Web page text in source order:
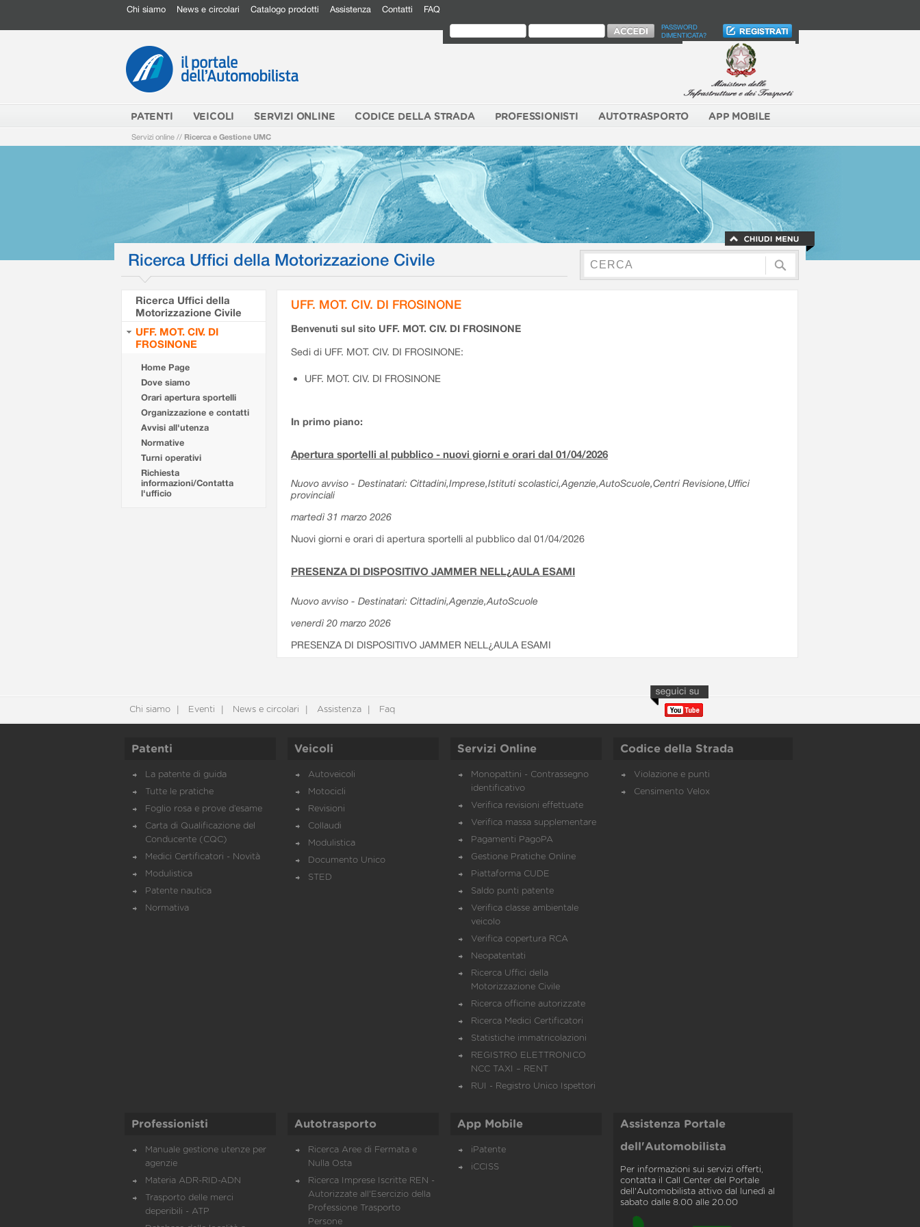
Chi siamo News e circolari Catalogo prodotti Assistenza Contatti FAQ
PASSWORD
DIMENTICATA?
PATENTI VEICOLI SERVIZI ONLINE CODICE DELLA STRADA PROFESSIONISTI AUTOTRASPORTO APP MOBILE
Servizi online // Ricerca e Gestione UMC
Ricerca Uffici della Motorizzazione Civile
Ricerca Uffici della
Motorizzazione Civile
UFF. MOT. CIV. DI
FROSINONE
Home Page
Dove siamo
Orari apertura sportelli
Organizzazione e contatti
Avvisi all'utenza
Normative
Turni operativi
Richiesta
informazioni/Contatta
l'ufficio
UFF. MOT. CIV. DI FROSINONE
Benvenuti sul sito UFF. MOT. CIV. DI FROSINONE
Sedi di UFF. MOT. CIV. DI FROSINONE:
UFF. MOT. CIV. DI FROSINONE
In primo piano:
Apertura sportelli al pubblico - nuovi giorni e orari dal 01/04/2026
Nuovo avviso - Destinatari: Cittadini,Imprese,Istituti scolastici,Agenzie,AutoScuole,Centri Revisione,Uffici
provinciali
martedì 31 marzo 2026
Nuovi giorni e orari di apertura sportelli al pubblico dal 01/04/2026
PRESENZA DI DISPOSITIVO JAMMER NELL¿AULA ESAMI
Nuovo avviso - Destinatari: Cittadini,Agenzie,AutoScuole
venerdì 20 marzo 2026
PRESENZA DI DISPOSITIVO JAMMER NELL¿AULA ESAMI
Chi siamo Eventi News e circolari Assistenza Faq
Patenti
La patente di guida
Tutte le pratiche
Foglio rosa e prove d’esame
Carta di Qualificazione del
Conducente (CQC)
Medici Certificatori - Novità
Modulistica
Patente nautica
Normativa
Veicoli
Autoveicoli
Motocicli
Revisioni
Collaudi
Modulistica
Documento Unico
STED
Servizi Online
Monopattini - Contrassegno
identificativo
Verifica revisioni effettuate
Verifica massa supplementare
Pagamenti PagoPA
Gestione Pratiche Online
Piattaforma CUDE
Saldo punti patente
Verifica classe ambientale
veicolo
Verifica copertura RCA
Neopatentati
Ricerca Uffici della
Motorizzazione Civile
Ricerca officine autorizzate
Ricerca Medici Certificatori
Statistiche immatricolazioni
REGISTRO ELETTRONICO
NCC TAXI – RENT
RUI - Registro Unico Ispettori
Codice della Strada
Violazione e punti
Censimento Velox
Professionisti
Manuale gestione utenze per
agenzie
Materia ADR-RID-ADN
Trasporto delle merci
deperibili - ATP
Autotrasporto
Ricerca Aree di Fermata e
Nulla Osta
Ricerca Imprese Iscritte REN -
Autorizzate all'Esercizio della
Professione Trasporto
Persone
App Mobile
iPatente
iCCISS
Assistenza Portale
dell'Automobilista
Per informazioni sui servizi offerti,
contatta il Call Center del Portale
dell'Automobilista attivo dal lunedì al
sabato dalle 8.00 alle 20.00